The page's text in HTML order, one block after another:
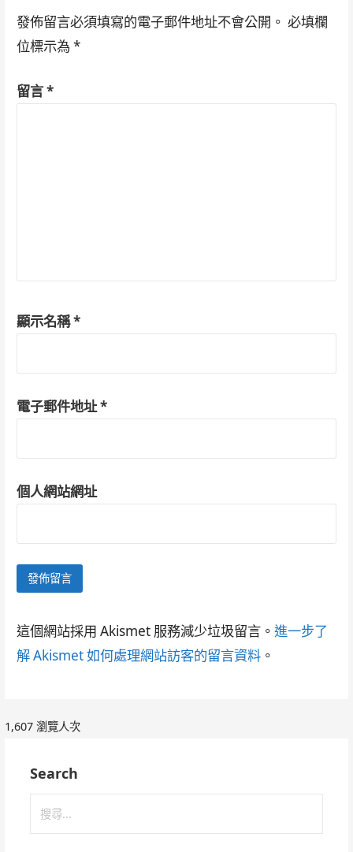
發佈留言必須填寫的電子郵件地址不會公開。 必填欄
位標示為 *
留言*
顯示名稱*
電子郵件地址*
個人網站網址
這個網站採用 Akismet 服務減少垃圾留言。 進一步了
解 Akismet 如何處理網站訪客的留言資料。
1,607 瀏覽人次
Search